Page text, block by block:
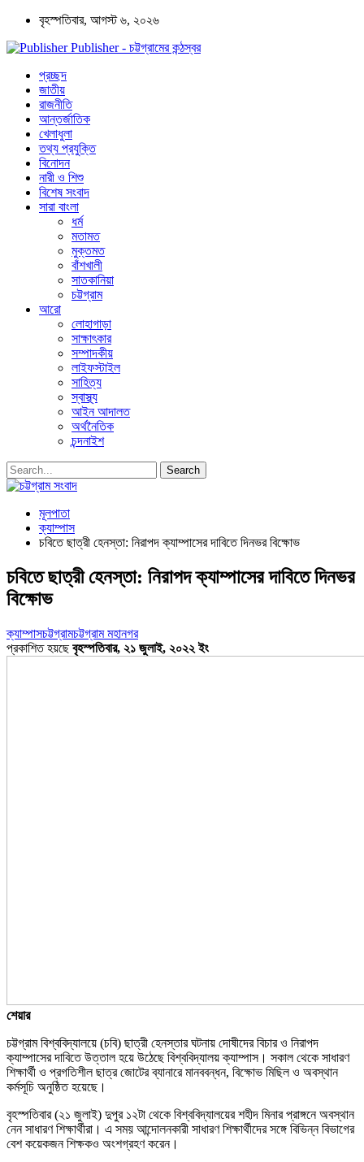
বৃহস্পতিবার, আগস্ট ৬, ২০২৬
Publisher - চট্টগ্রামের কন্ঠস্বর
প্রচ্ছদ
জাতীয়
রাজনীতি
আন্তর্জাতিক
খেলাধুলা
তথ্য প্রযুক্তি
বিনোদন
নারী ও শিশু
বিশেষ সংবাদ
সারা বাংলা
ধর্ম
মতামত
মুক্তমত
বাঁশখালী
সাতকানিয়া
চট্টগ্রাম
আরো
লোহাগাড়া
সাক্ষাৎকার
সম্পাদকীয়
লাইফস্টাইল
সাহিত্য
স্বাস্থ্য
আইন আদালত
অর্থনৈতিক
চন্দনাইশ
মূলপাতা
ক্যাম্পাস
চবিতে ছাত্রী হেনস্তা: নিরাপদ ক্যাম্পাসের দাবিতে দিনভর বিক্ষোভ
চবিতে ছাত্রী হেনস্তা: নিরাপদ ক্যাম্পাসের দাবিতে দিনভর
বিক্ষোভ
ক্যাম্পাসচট্টগ্রামচট্টগ্রাম মহানগর
প্রকাশিত হয়ছেবৃহস্পতিবার, ২১ জুলাই, ২০২২ ইং
শেয়ার
চট্টগ্রাম বিশ্ববিদ্যালয়ে (চবি) ছাত্রী হেনস্তার ঘটনায় দোষীদের বিচার ও নিরাপদ
ক্যাম্পাসের দাবিতে উত্তাল হয়ে উঠেছে বিশ্ববিদ্যালয় ক্যাম্পাস। সকাল থেকে সাধারণ
শিক্ষার্থী ও প্রগতিশীল ছাত্র জোটের ব্যানারে মানববন্ধন, বিক্ষোভ মিছিল ও অবস্থান
কর্মসূচি অনুষ্ঠিত হয়েছে।
বৃহস্পতিবার (২১ জুলাই) দুপুর ১২টা থেকে বিশ্ববিদ্যালয়ের শহীদ মিনার প্রাঙ্গনে অবস্থান
নেন সাধারণ শিক্ষার্থীরা। এ সময় আন্দোলনকারী সাধারণ শিক্ষার্থীদের সঙ্গে বিভিন্ন বিভাগের
বেশ কয়েকজন শিক্ষকও অংশগ্রহণ করেন।